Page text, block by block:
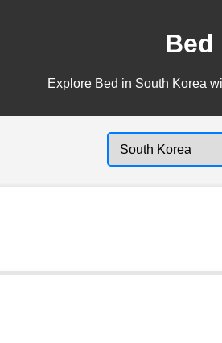
Bed
Explore Bed in South Korea